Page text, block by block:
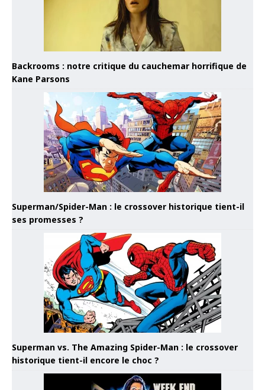
Backrooms : notre critique du cauchemar horrifique de
Kane Parsons
Superman/Spider-Man : le crossover historique tient-il
ses promesses ?
Superman vs. The Amazing Spider-Man : le crossover
historique tient-il encore le choc ?